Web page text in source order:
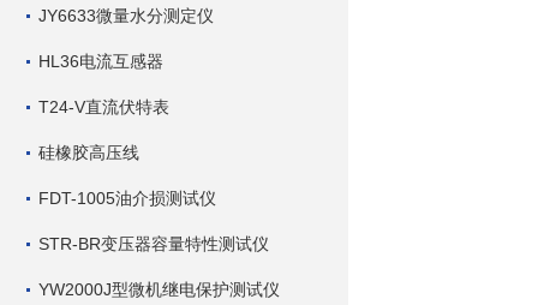
JY6633微量水分测定仪
HL36电流互感器
T24-V直流伏特表
硅橡胶高压线
FDT-1005油介损测试仪
STR-BR变压器容量特性测试仪
YW2000J型微机继电保护测试仪